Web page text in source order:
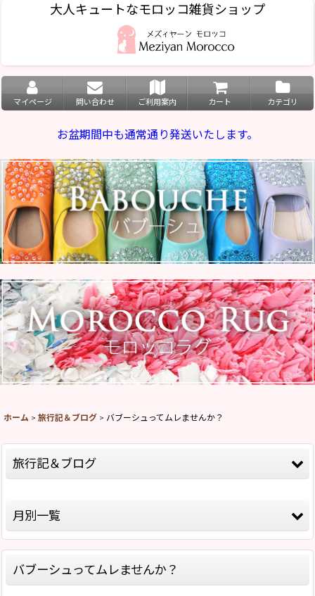
大人キュートなモロッコ雑貨ショップ
マイページ 問い合わせ ご利用案内 カート カテゴリ
お盆期間中も通常通り発送いたします。
ホーム > 旅行記＆ブログ > バブーシュってムレませんか？
バブーシュってムレませんか？
旅行記＆ブログ
モロッコ旅行記Season8(2026)
モロッコ旅行記Season5(2019)
月別一覧
2026年
2025年